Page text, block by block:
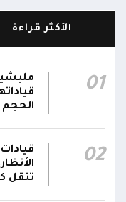
الانتهاء
رئيس مجلس
محمد كزمان
سعد
رئيس مجلس
عبدالعزيز
الجوي..
الأكثر قراءة
01
الحجم
02
تنقل